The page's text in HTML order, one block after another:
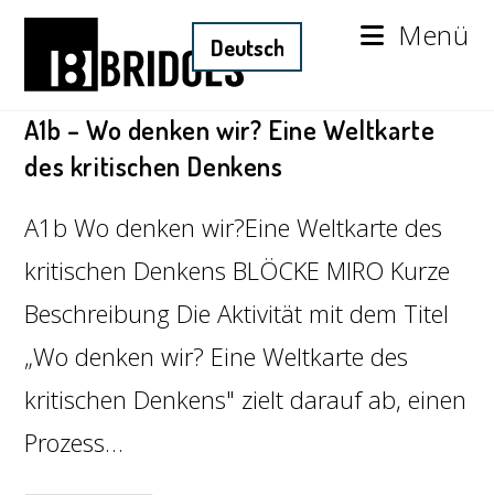
Menü
A1b – Wo denken wir? Eine Weltkarte
des kritischen Denkens
A1b Wo denken wir?Eine Weltkarte des
kritischen Denkens BLÖCKE MIRO Kurze
Beschreibung Die Aktivität mit dem Titel
„Wo denken wir? Eine Weltkarte des
kritischen Denkens" zielt darauf ab, einen
Prozess…